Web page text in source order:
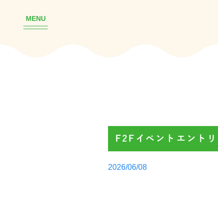
MENU
F2Fイベントエント
Posted
2026/06/08